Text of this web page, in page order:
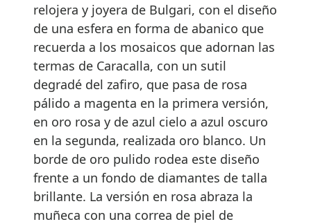
relojera y joyera de Bulgari, con el diseño
de una esfera en forma de abanico que
recuerda a los mosaicos que adornan las
termas de Caracalla, con un sutil
degradé del zafiro, que pasa de rosa
pálido a magenta en la primera versión,
en oro rosa y de azul cielo a azul oscuro
en la segunda, realizada oro blanco. Un
borde de oro pulido rodea este diseño
frente a un fondo de diamantes de talla
brillante. La versión en rosa abraza la
muñeca con una correa de piel de